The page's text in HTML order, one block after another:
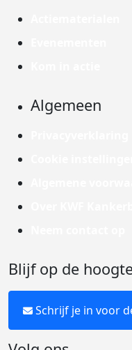
Algemeen
Blijf op de
Schrijf je in voor